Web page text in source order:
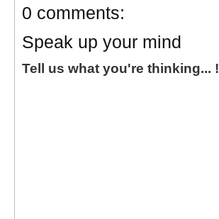
0 comments:
Speak up your mind
Tell us what you're thinking... !